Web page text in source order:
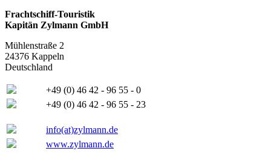
Frachtschiff-Touristik
Kapitän Zylmann GmbH
Mühlenstraße 2
24376 Kappeln
Deutschland
+49 (0) 46 42 - 96 55 - 0
+49 (0) 46 42 - 96 55 - 23
info(at)zylmann.de
www.zylmann.de